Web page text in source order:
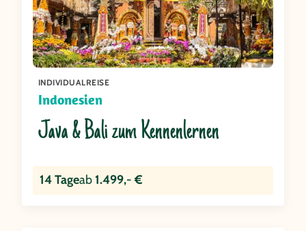
INDIVIDUALREISE
Indonesien
Java & Bali zum Kennenlernen
14 Tageab1.499,- €